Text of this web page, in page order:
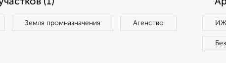
(1)
Земля промназначения Агенство